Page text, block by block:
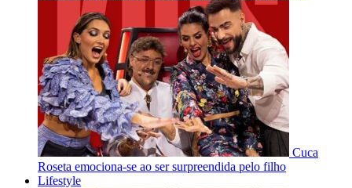
Cuca
Roseta emociona-se ao ser surpreendida pelo filho
Lifestyle